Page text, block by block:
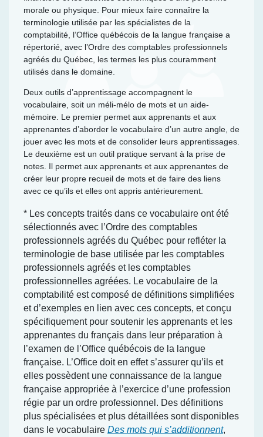
morale ou physique. Pour mieux faire connaître la
terminologie utilisée par les spécialistes de la
comptabilité, l’Office québécois de la langue française a
répertorié, avec l’Ordre des comptables professionnels
agréés du Québec, les termes les plus couramment
utilisés dans le domaine.
Deux outils d’apprentissage accompagnent le
vocabulaire, soit un méli-mélo de mots et un aide-
mémoire. Le premier permet aux apprenants et aux
apprenantes d’aborder le vocabulaire d’un autre angle, de
jouer avec les mots et de consolider leurs apprentissages.
Le deuxième est un outil pratique servant à la prise de
notes. Il permet aux apprenants et aux apprenantes de
créer leur propre recueil de mots et de faire des liens
avec ce qu’ils et elles ont appris antérieurement.
* Les concepts traités dans ce vocabulaire ont été
sélectionnés avec l’Ordre des comptables
professionnels agréés du Québec pour refléter la
terminologie de base utilisée par les comptables
professionnels agréés et les comptables
professionnelles agréées. Le vocabulaire de la
comptabilité est composé de définitions simplifiées
et d’exemples en lien avec ces concepts, et conçu
spécifiquement pour soutenir les apprenants et les
apprenantes du français dans leur préparation à
l’examen de l’Office québécois de la langue
française. L’Office doit en effet s’assurer qu’ils et
elles possèdent une connaissance de la langue
française appropriée à l’exercice d’une profession
régie par un ordre professionnel. Des définitions
plus spécialisées et plus détaillées sont disponibles
dans le vocabulaire Des mots qui s’additionnent,